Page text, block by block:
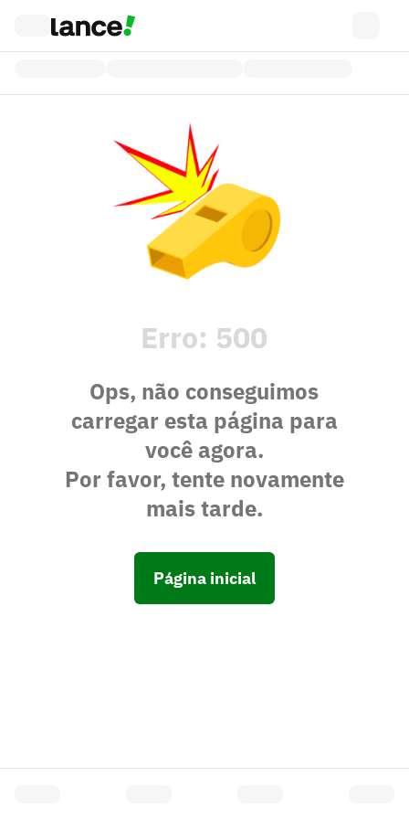
Erro: 500
Ops, não conseguimos
carregar esta página para
você agora.
Por favor, tente novamente
mais tarde.
Página inicial